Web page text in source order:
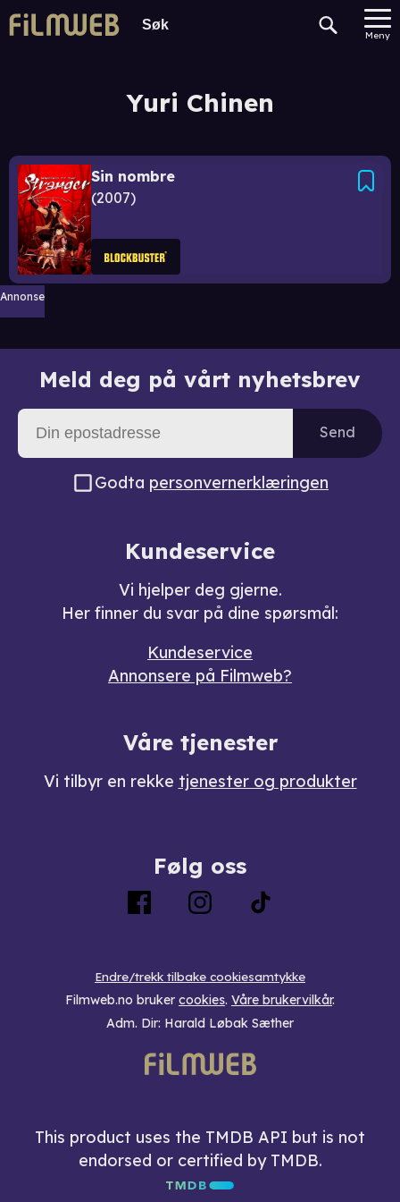
Meny
Yuri Chinen
Sin nombre
2007
Annonse
Meld deg på vårt nyhetsbrev
Send
Godta personvernerklæringen
Kundeservice
Vi hjelper deg gjerne.
Her finner du svar på dine spørsmål:
Kundeservice
Annonsere på Filmweb?
Våre tjenester
Vi tilbyr en rekke tjenester og produkter
Følg oss
Endre/trekk tilbake cookiesamtykke
Filmweb.no bruker cookies. Våre brukervilkår.
Adm. Dir: Harald Løbak Sæther
This product uses the TMDB API but is not
endorsed or certified by TMDB.